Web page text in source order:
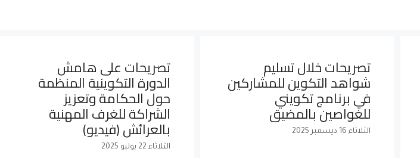
تصريحات خلال تسليم
شواهد التكوين للمشاركين
في برنامج تكويني
للغواصين بالمضيق
الثلاثاء 16 ديسمبر 2025
تصريحات على هامش
الدورة التكوينية المنظمة
حول الحكامة وتعزيز
الشراكة للغرف المهنية
بالعرائش (فيديو)
الثلاثاء 22 يوليو 2025